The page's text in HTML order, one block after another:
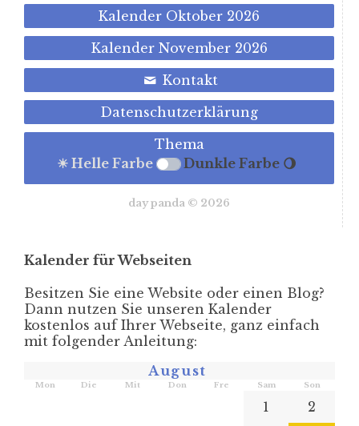
Kalender Oktober 2026
Kalender November 2026
Kontakt
Datenschutzerklärung
Thema
☀ Helle Farbe
Dunkle Farbe 🌖
day panda © 2026
Kalender für Webseiten
Besitzen Sie eine Website oder einen Blog?
Dann nutzen Sie unseren Kalender
kostenlos auf Ihrer Webseite, ganz einfach
mit folgender Anleitung:
August
Mon Die Mit Don Fre Sam Son
1
2